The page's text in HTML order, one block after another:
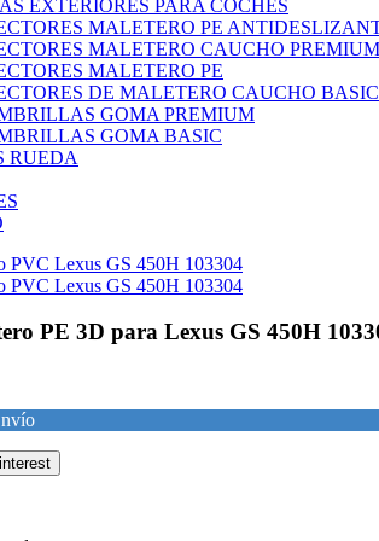
EXTERIORES PARA COCHES
MALETERO PE
MALETERO CAUCHO PREMIUM
MALETERO PE
DE MALETERO CAUCHO BASIC
GOMA PREMIUM
GOMA BASIC
RUEDA
PE 3D para Lexus GS 450H